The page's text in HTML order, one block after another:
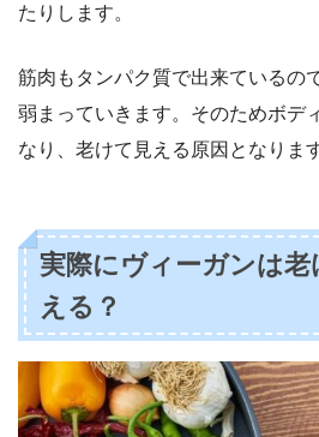
たりします。
筋肉もタンパク質で出来ているの
弱まっていきます。そのためボデ
なり、老けて見える原因となります
実際にヴィーガンは
える？